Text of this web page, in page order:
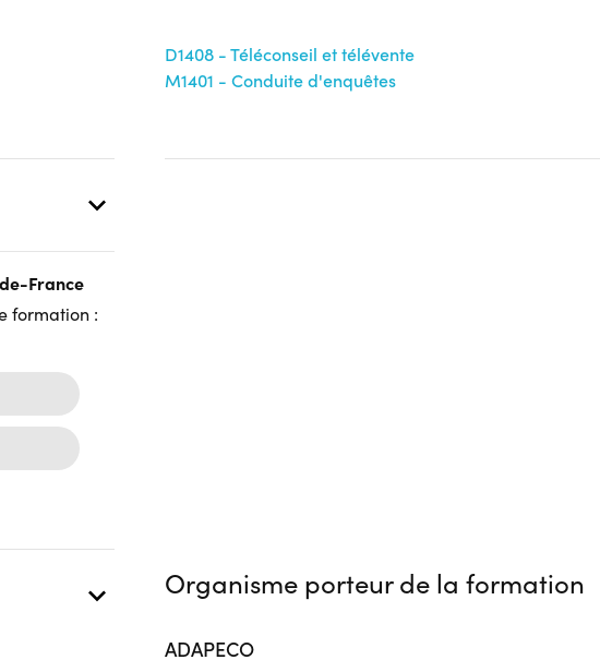
D1408 - Téléconseil et télévente
M1401 - Conduite d'enquêtes
France
formation :
Organisme porteur de la formation
ADAPECO